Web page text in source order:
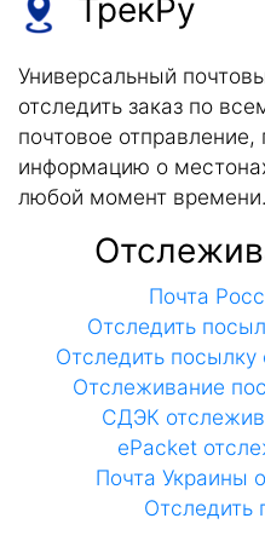
ТрекРу
Универсальный
отследить заказ по
почтовое отправление,
информацию о
любой момент времени.
Почта
Отследить
Отследить посылку
Отслеживание
СДЭК
ePacket
Почта Украины
Отследить